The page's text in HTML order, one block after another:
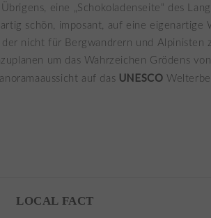
eine „Schokoladenseite“ des
schön, imposant, auf eine eigenartige
nicht für Bergwandrern und Alpinisten
um das Wahrzeichen Grödens
auf das UNESCO
LOCAL FACT